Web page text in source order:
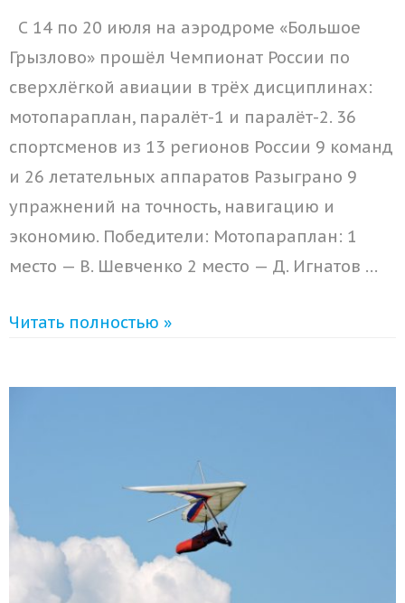
С 14 по 20 июля на аэродроме «Большое
Грызлово» прошёл Чемпионат России по
сверхлёгкой авиации в трёх дисциплинах:
мотопараплан, паралёт-1 и паралёт-2. 36
спортсменов из 13 регионов России 9 команд
и 26 летательных аппаратов Разыграно 9
упражнений на точность, навигацию и
экономию. Победители: Мотопараплан: 1
место — В. Шевченко 2 место — Д. Игнатов …
Читать полностью »